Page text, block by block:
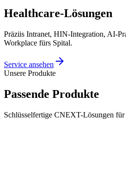
Healthcare-Lösungen
Präziis Intranet, HIN-Integration, AI-
Workplace fürs Spital.
Service ansehen
Unsere Produkte
Passende Produkte
Schlüsselfertige CNEXT-Lösungen für